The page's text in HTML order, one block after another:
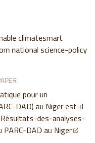
climatesmart
national science-policy
pour un
DAD) au Niger est-il
des-analyses-
DAD au Niger